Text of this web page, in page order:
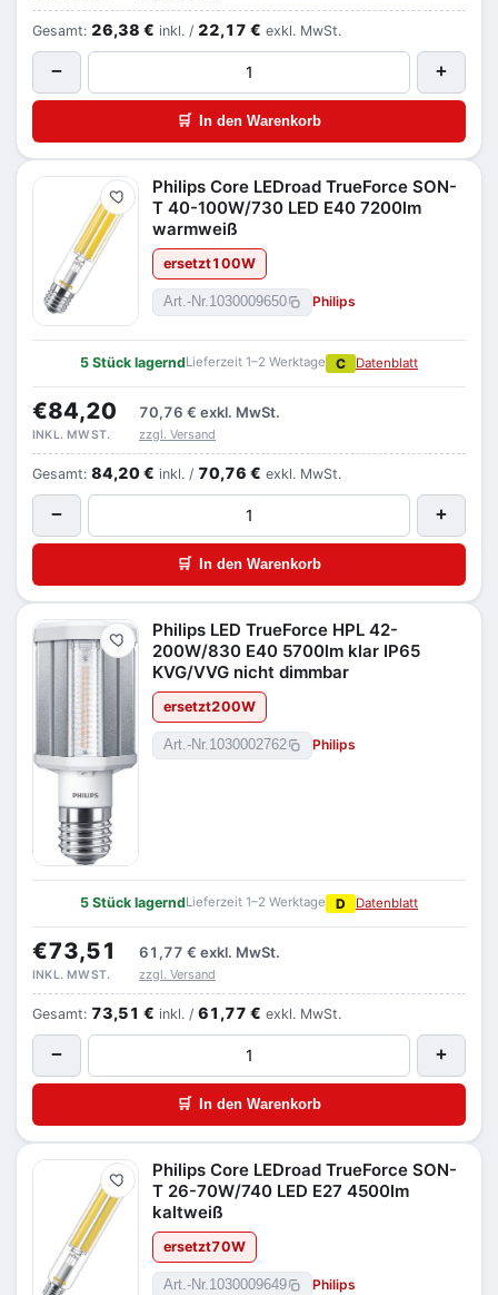
Gesamt: 26,38 € inkl. / 22,17 € exkl. MwSt.
− +
🛒 In den Warenkorb
Merken
Philips Core LEDroad TrueForce SON-
T 40-100W/730 LED E40 7200lm
warmweiß
ersetzt100W
Art.-Nr.1030009650 Philips
5 Stück lagerndLieferzeit 1–2 Werktage C Datenblatt
€84,20 70,76 € exkl. MwSt.
INKL. MWST. zzgl. Versand
Gesamt: 84,20 € inkl. / 70,76 € exkl. MwSt.
− +
🛒 In den Warenkorb
Merken
Philips LED TrueForce HPL 42-
200W/830 E40 5700lm klar IP65
KVG/VVG nicht dimmbar
ersetzt200W
Art.-Nr. 1030002762 Philips
5 Stück lagerndLieferzeit 1–2 Werktage D Datenblatt
€73,51 61,77 € exkl. MwSt.
INKL. MWST. zzgl. Versand
Gesamt: 73,51 € inkl. / 61,77 € exkl. MwSt.
− +
🛒 In den Warenkorb
Merken
Philips Core LEDroad TrueForce SON-
T 26-70W/740 LED E27 4500lm
kaltweiß
ersetzt70W
Art.-Nr. 1030009649 Philips